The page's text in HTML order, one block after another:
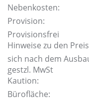
Nebenkosten:
Provision:
Provisionsfrei
Hinweise zu den
sich nach dem
gestzl. MwSt
Kaution:
Bürofläche: